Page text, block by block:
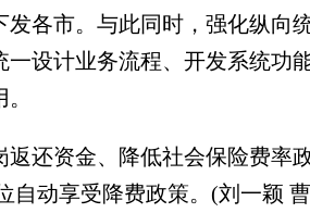
发各市。与此同时，强化纵向
设计业务流程、开发系统功
资金、降低社会保险费率
自动享受降费政策。(刘一颖